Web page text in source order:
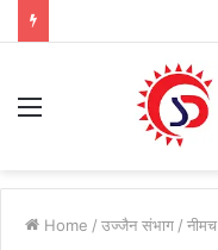
Menu
Home / उज्जैन संभाग / नीमच